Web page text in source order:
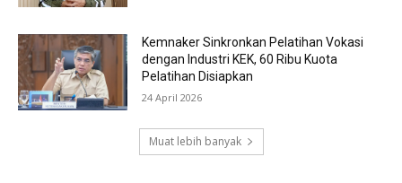
Kemnaker Sinkronkan Pelatihan Vokasi
dengan Industri KEK, 60 Ribu Kuota
Pelatihan Disiapkan
24 April 2026
Muat lebih banyak